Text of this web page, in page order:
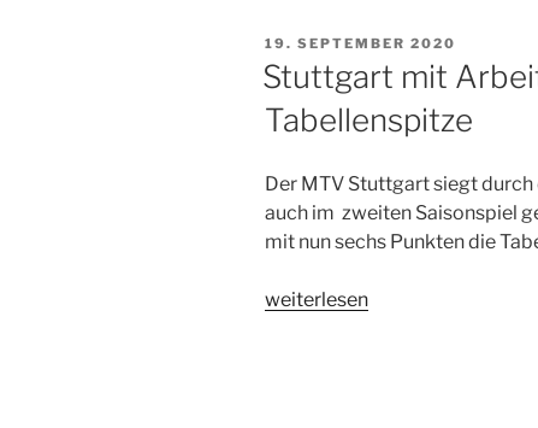
VERÖFFENTLICHT
AM
19. SEPTEMBER 2020
Stuttgart mit
Tabellenspitze
Der MTV Stuttgart siegt
auch im zweiten Saisonspiel
mit nun sechs Punkten die
„Stuttgart
weiterlesen